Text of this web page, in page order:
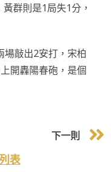
群則是1局失1分，
場敲出2安打，宋柏
開轟陽春砲，是個
下一則
表